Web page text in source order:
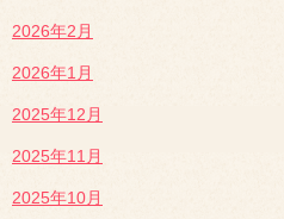
2026年2月
2026年1月
2025年12月
2025年11月
2025年10月